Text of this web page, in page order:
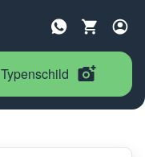
Typenschild